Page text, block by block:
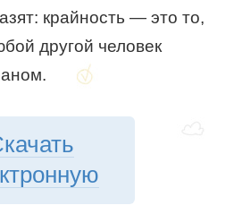
крайность — это то,
другой человек